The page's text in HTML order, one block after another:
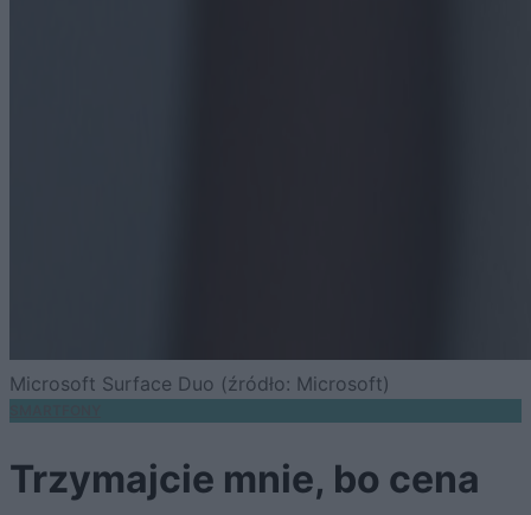
Microsoft Surface Duo (źródło: Microsoft)
Trzymajcie mnie, bo cena